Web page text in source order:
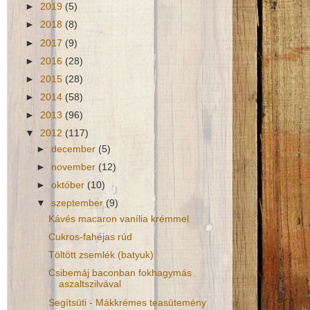
► 2019 (5)
► 2018 (8)
► 2017 (9)
► 2016 (28)
► 2015 (28)
► 2014 (58)
► 2013 (96)
▼ 2012 (117)
►december (5)
► november(12)
►október (10)
▼szeptember(9)
Kávés macaron vanília krémmel
Cukros-fahéjas rúd
Töltött zsemlék (batyuk)
Csibemáj baconban fokhagymás
aszaltszilvával
Segítsüti - Mákkrémes teasütemény